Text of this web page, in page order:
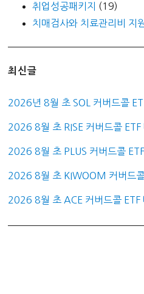
취업성공패키지
(19)
치매검사와 치료관리비 지
최신글
2026년 8월 초 SOL 커버드콜
2026 8월 초 RISE 커버드콜 ETF
2026 8월 초 PLUS 커버드콜
2026 8월 초 KIWOOM 커버드
2026 8월 초 ACE 커버드콜 ETF